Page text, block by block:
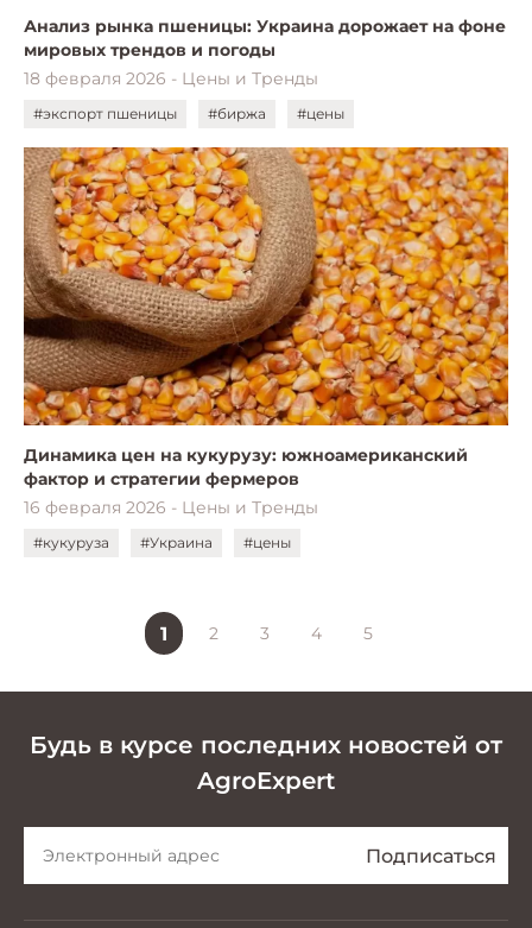
Анализ рынка пшеницы: Украина дорожает на фоне
мировых трендов и погоды
18 февраля 2026 - Цены и Тренды
#экспорт пшеницы #биржа #цены
Динамика цен на кукурузу: южноамериканский
фактор и стратегии фермеров
16 февраля 2026 - Цены и Тренды
#кукуруза #Украина #цены
1 2 3 4 5
Будь в курсе последних новостей от
AgroExpert